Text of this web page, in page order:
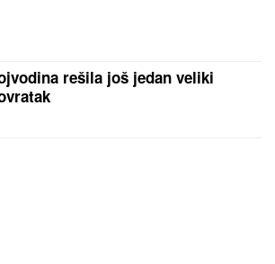
rešila još jedan veliki